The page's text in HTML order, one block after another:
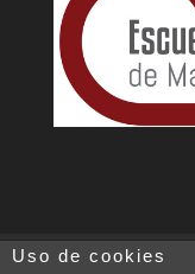
Aviso legal
Uso de cookies